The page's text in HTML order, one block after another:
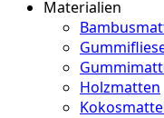
Materialien
Holzmatten